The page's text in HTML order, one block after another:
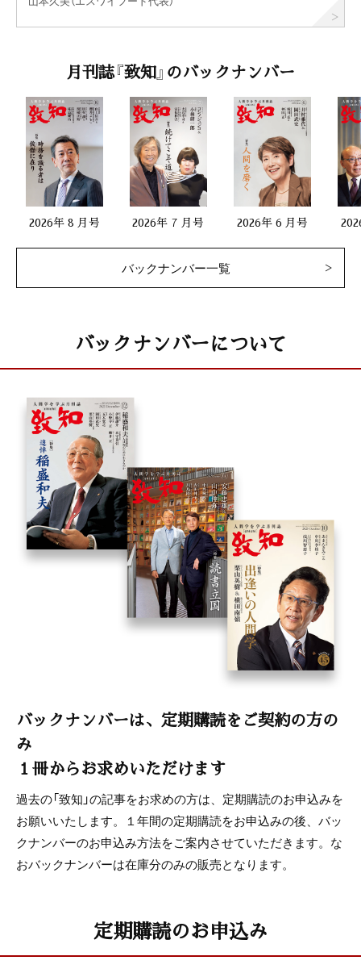
月刊誌『致知』のバックナンバー
2026年 8 月号 2026年 7 月号 2026年 6 月号
バックナンバー一覧
バックナンバーについて
バックナンバーは、定期購読をご契約の方の
み
１冊からお求めいただけます
過去の「致知」の記事をお求めの方は、定期購読のお申込みを
お願いいたします。１年間の定期購読をお申込みの後、バッ
クナンバーのお申込み方法をご案内させていただきます。な
おバックナンバーは在庫分のみの販売となります。
定期購読のお申込み